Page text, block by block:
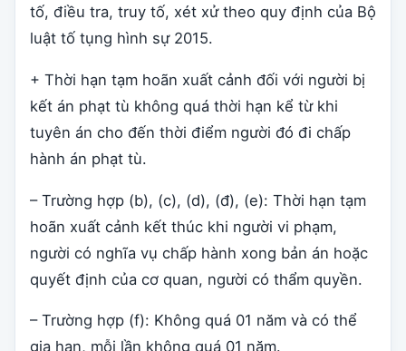
tố, điều tra, truy tố, xét xử theo quy định của Bộ
luật tố tụng hình sự 2015.
+ Thời hạn tạm hoãn xuất cảnh đối với người bị
kết án phạt tù không quá thời hạn kể từ khi
tuyên án cho đến thời điểm người đó đi chấp
hành án phạt tù.
– Trường hợp (b), (c), (d), (đ), (e): Thời hạn tạm
hoãn xuất cảnh kết thúc khi người vi phạm,
người có nghĩa vụ chấp hành xong bản án hoặc
quyết định của cơ quan, người có thẩm quyền.
– Trường hợp (f): Không quá 01 năm và có thể
gia hạn, mỗi lần không quá 01 năm.